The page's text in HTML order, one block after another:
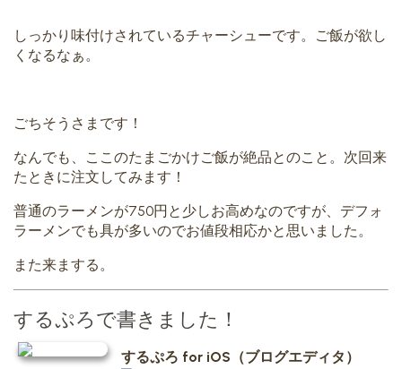
しっかり味付けされているチャーシューです。ご飯が欲し
くなるなぁ。
ごちそうさまです！
なんでも、ここのたまごかけご飯が絶品とのこと。次回来
たときに注文してみます！
普通のラーメンが750円と少しお高めなのですが、デフォ
ラーメンでも具が多いのでお値段相応かと思いました。
また来まする。
するぷろで書きました！
するぷろ for iOS（ブログエディタ）